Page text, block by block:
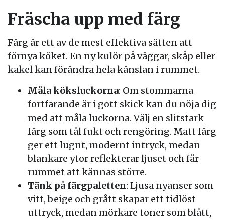
Fräscha upp med färg
Färg är ett av de mest effektiva sätten att
förnya köket. En ny kulör på väggar, skåp eller
kakel kan förändra hela känslan i rummet.
Måla köksluckorna: Om stommarna
fortfarande är i gott skick kan du nöja dig
med att måla luckorna. Välj en slitstark
färg som tål fukt och rengöring. Matt färg
ger ett lugnt, modernt intryck, medan
blankare ytor reflekterar ljuset och får
rummet att kännas större.
Tänk på färgpaletten: Ljusa nyanser som
vitt, beige och grått skapar ett tidlöst
uttryck, medan mörkare toner som blått,